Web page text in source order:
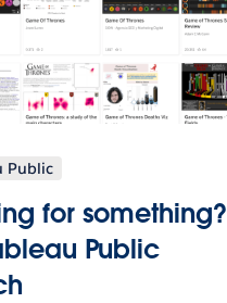
Public
for something?
Public